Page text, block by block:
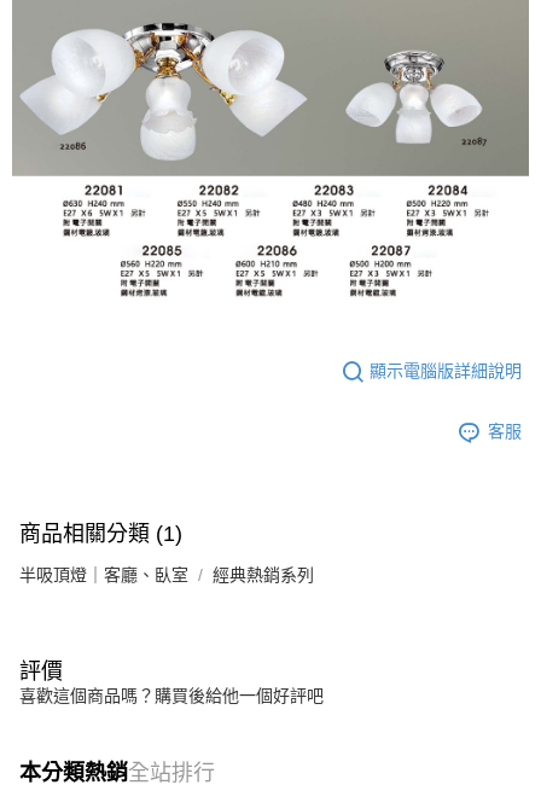
顯示電腦版詳細說明
客服
商品相關分類 (1)
半吸頂燈｜客廳、臥室 經典熱銷系列
評價
喜歡這個商品嗎？購買後給他一個好評吧
本分類熱銷全站排行